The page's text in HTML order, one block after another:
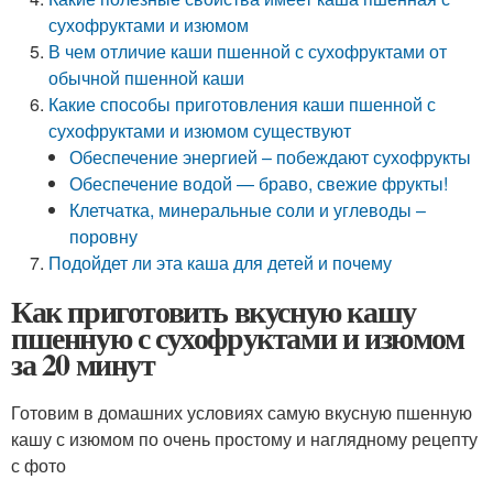
сухофруктами и изюмом
В чем отличие каши пшенной с сухофруктами от
обычной пшенной каши
Какие способы приготовления каши пшенной с
сухофруктами и изюмом существуют
Обеспечение энергией – побеждают сухофрукты
Обеспечение водой — браво, свежие фрукты!
Клетчатка, минеральные соли и углеводы –
поровну
Подойдет ли эта каша для детей и почему
Как приготовить вкусную кашу
пшенную с сухофруктами и изюмом
за 20 минут
Готовим в домашних условиях самую вкусную пшенную
кашу с изюмом по очень простому и наглядному рецепту
с фото